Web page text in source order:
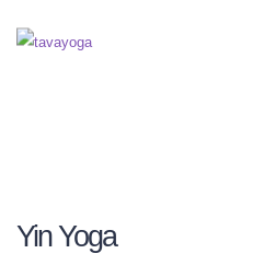
Yin Yoga